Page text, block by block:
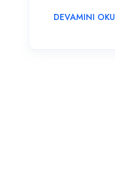
DEVAMINI OKU